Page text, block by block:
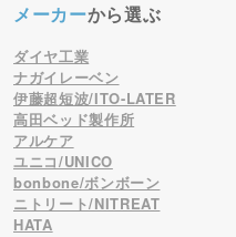
メーカーから選ぶ
ダイヤ工業
ナガイレーベン
伊藤超短波/ITO-LATER
高田ベッド製作所
アルケア
ユニコ/UNICO
bonbone/ボンボーン
ニトリート/NITREAT
HATA